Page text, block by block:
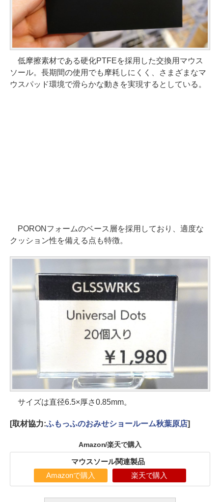
低摩擦素材である硬化PTFEを採用した交換用マウス
ソール。長期間の使用でも摩耗しにくく、さまざまなマ
ウスパッド環境で滑らかな動きを実現するとしている。
PORONフォームのベース層を採用しており、適度な
クッション性を備える点も特徴。
サイズは直径6.5×厚さ0.85mm。
[取材協力:ふもっふのおみせショールーム秋葉原店]
Amazon/楽天で購入
マウスソール関連製品
Amazonで購入 楽天で購入